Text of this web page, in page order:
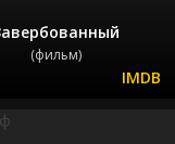
(фильм)